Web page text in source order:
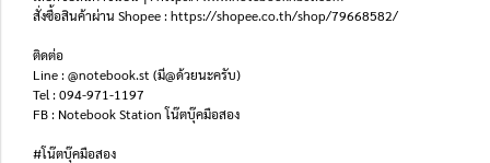
สั่งซื้อสินค้าผ่าน Shopee : https://shopee.co.th/shop/79668582/
ติดต่อ
Line : @notebook.st (มี@ด้วยนะครับ)
Tel : 094-971-1197
FB : Notebook Station โน๊ตบุ๊คมือสอง
#โน๊ตบุ๊คมือสอง